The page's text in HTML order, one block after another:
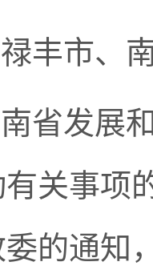
丰市、
省发展
关事项
的通知